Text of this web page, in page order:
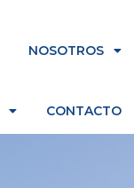
NOSOTROS
CONTACTO